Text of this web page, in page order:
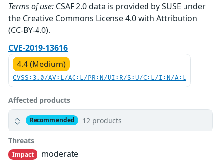
Terms of use: CSAF 2.0 data is provided by SUSE under
the Creative Commons License 4.0 with Attribution
(CC-BY-4.0).
CVE-2019-13616
4.4 (Medium)
CVSS:3.0/AV:L/AC:L/PR:N/UI:R/S:U/C:L/I:N/A:L
Affected products
Recommended 12 products
Threats
Impact
moderate